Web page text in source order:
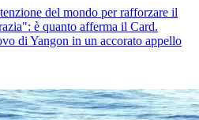
del mondo per rafforzare il
è quanto afferma il Card.
di Yangon in un accorato appello